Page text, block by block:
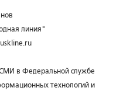
линия"
СМИ в Федеральной службе
технологий и